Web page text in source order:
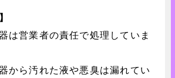
は営業者の責任で処理していま
から汚れた液や悪臭は漏れてい